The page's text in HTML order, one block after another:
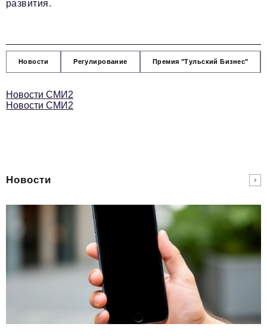
развития.
Новости Регулирование Премия "Тульский Бизнес"
Новости СМИ2
Новости СМИ2
Новости